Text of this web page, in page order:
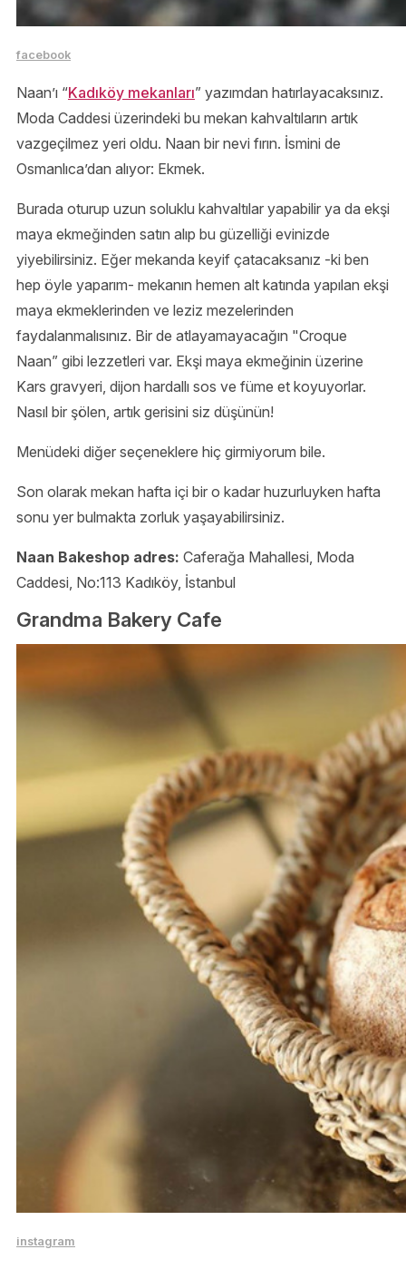
facebook
Naan’ı “Kadıköy mekanları” yazımdan hatırlayacaksınız.
Moda Caddesi üzerindeki bu mekan kahvaltıların artık
vazgeçilmez yeri oldu. Naan bir nevi fırın. İsmini de
Osmanlıca’dan alıyor: Ekmek.
Burada oturup uzun soluklu kahvaltılar yapabilir ya da ekşi
maya ekmeğinden satın alıp bu güzelliği evinizde
yiyebilirsiniz. Eğer mekanda keyif çatacaksanız -ki ben
hep öyle yaparım- mekanın hemen alt katında yapılan ekşi
maya ekmeklerinden ve leziz mezelerinden
faydalanmalısınız. Bir de atlayamayacağın "Croque
Naan” gibi lezzetleri var. Ekşi maya ekmeğinin üzerine
Kars gravyeri, dijon hardallı sos ve füme et koyuyorlar.
Nasıl bir şölen, artık gerisini siz düşünün!
Menüdeki diğer seçeneklere hiç girmiyorum bile.
Son olarak mekan hafta içi bir o kadar huzurluyken hafta
sonu yer bulmakta zorluk yaşayabilirsiniz.
Naan Bakeshop adres: Caferağa Mahallesi, Moda
Caddesi, No:113 Kadıköy, İstanbul
Grandma Bakery Cafe
instagram